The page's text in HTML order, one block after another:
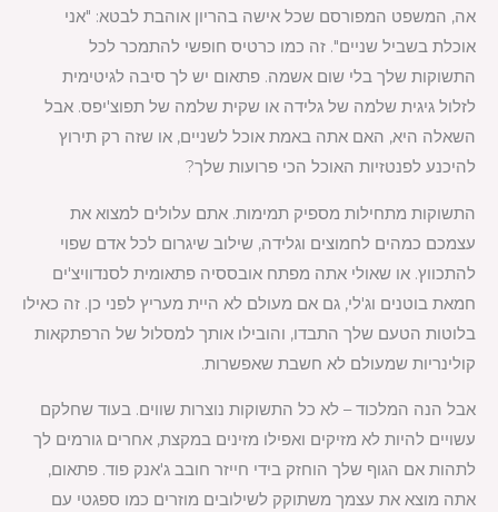
אה, המשפט המפורסם שכל אישה בהריון אוהבת לבטא: "אני
אוכלת בשביל שניים". זה כמו כרטיס חופשי להתמכר לכל
התשוקות שלך בלי שום אשמה. פתאום יש לך סיבה לגיטימית
לזלול גיגית שלמה של גלידה או שקית שלמה של תפוצ'יפס. אבל
השאלה היא, האם אתה באמת אוכל לשניים, או שזה רק תירוץ
להיכנע לפנטזיות האוכל הכי פרועות שלך?
התשוקות מתחילות מספיק תמימות. אתם עלולים למצוא את
עצמכם כמהים לחמוצים וגלידה, שילוב שיגרום לכל אדם שפוי
להתכווץ. או שאולי אתה מפתח אובססיה פתאומית לסנדוויצ'ים
חמאת בוטנים וג'לי, גם אם מעולם לא היית מעריץ לפני כן. זה כאילו
בלוטות הטעם שלך התבדו, והובילו אותך למסלול של הרפתקאות
קולינריות שמעולם לא חשבת שאפשרות.
אבל הנה המלכוד – לא כל התשוקות נוצרות שווים. בעוד שחלקם
עשויים להיות לא מזיקים ואפילו מזינים במקצת, אחרים גורמים לך
לתהות אם הגוף שלך הוחזק בידי חייזר חובב ג'אנק פוד. פתאום,
אתה מוצא את עצמך משתוקק לשילובים מוזרים כמו ספגטי עם